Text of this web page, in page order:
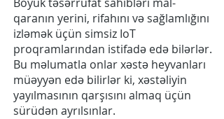
qaranın yerini, rifahını və sağlamlığını
izləmək üçün simsiz IoT
proqramlarından istifadə edə bilərlər.
Bu məlumatla onlar xəstə heyvanları
müəyyən edə bilirlər ki, xəstəliyin
yayılmasının qarşısını almaq üçün
sürüdən ayrılsınlar.